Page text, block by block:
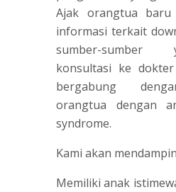
Ajak orangtua
informasi terkait
sumber-
konsultasi ke
bergabung
orangtua dengan
syndrome.
Kami akan
Memiliki anak